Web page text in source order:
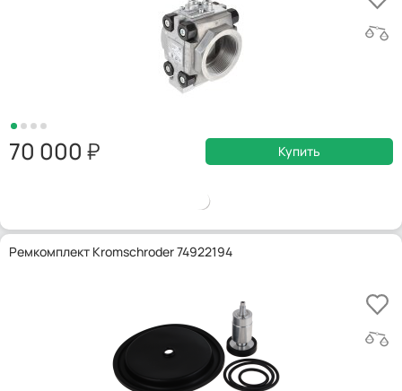
70 000 Купить
Ремкомплект Kromschroder 74922194